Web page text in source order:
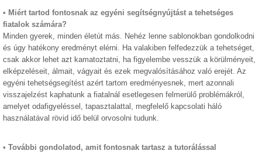
• Miért tartod fontosnak az egyéni segítségnyújtást a tehetséges
fiatalok számára?
Minden gyerek, minden életút más. Nehéz lenne sablonokban gondolkodni
és úgy hatékony eredményt elérni. Ha valakiben felfedezzük a tehetséget,
csak akkor lehet azt kamatoztatni, ha figyelembe vesszük a körülményeit,
elképzeléseit, álmait, vágyait és ezek megvalósításához való erejét. Az
egyéni tehetségsegítést azért tartom eredményesnek, mert azonnali
visszajelzést kaphatunk a fiatalnál esetlegesen felmerülő problémákról,
amelyet odafigyeléssel, tapasztalattal, megfelelő kapcsolati háló
használatával rövid idő belül orvosolni tudunk.
• További gondolatod, amit fontosnak tartasz a tutorálással